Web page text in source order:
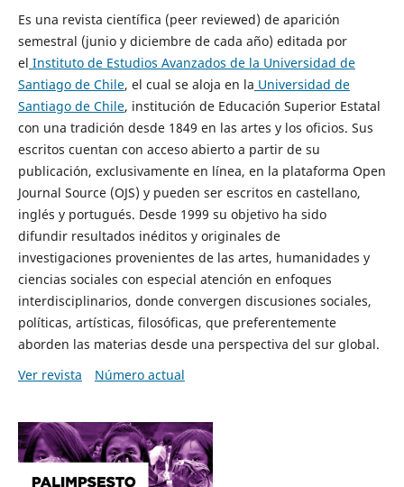
Es una revista científica (peer reviewed) de aparición
semestral (junio y diciembre de cada año) editada por
el Instituto de Estudios Avanzados de la Universidad de
Santiago de Chile, el cual se aloja en la Universidad de
Santiago de Chile, institución de Educación Superior Estatal
con una tradición desde 1849 en las artes y los oficios. Sus
escritos cuentan con acceso abierto a partir de su
publicación, exclusivamente en línea, en la plataforma Open
Journal Source (OJS) y pueden ser escritos en castellano,
inglés y portugués. Desde 1999 su objetivo ha sido
difundir resultados inéditos y originales de
investigaciones provenientes de las artes, humanidades y
ciencias sociales con especial atención en enfoques
interdisciplinarios, donde convergen discusiones sociales,
políticas, artísticas, filosóficas, que preferentemente
aborden las materias desde una perspectiva del sur global.
Ver revista
Número actual